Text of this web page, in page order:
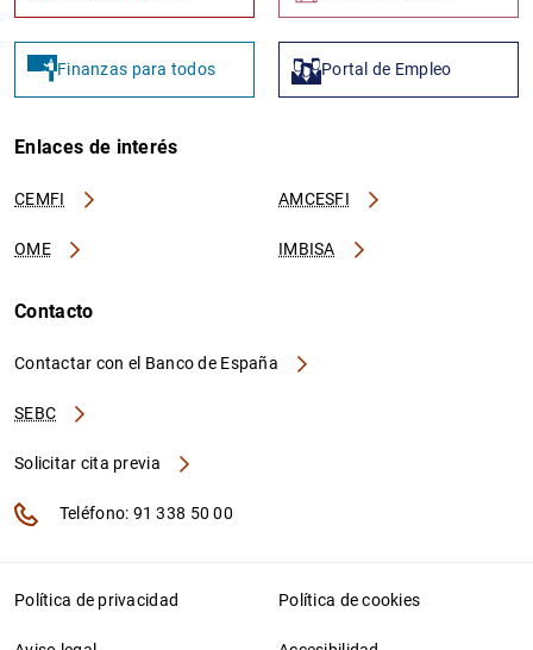
Finanzas para todos Portal de Empleo
Enlaces de interés
CEMFI AMCESFI
OME IMBISA
Contacto
Contactar con el Banco de España
SEBC
Solicitar cita previa
Teléfono: 91 338 50 00
Política de privacidad Política de cookies